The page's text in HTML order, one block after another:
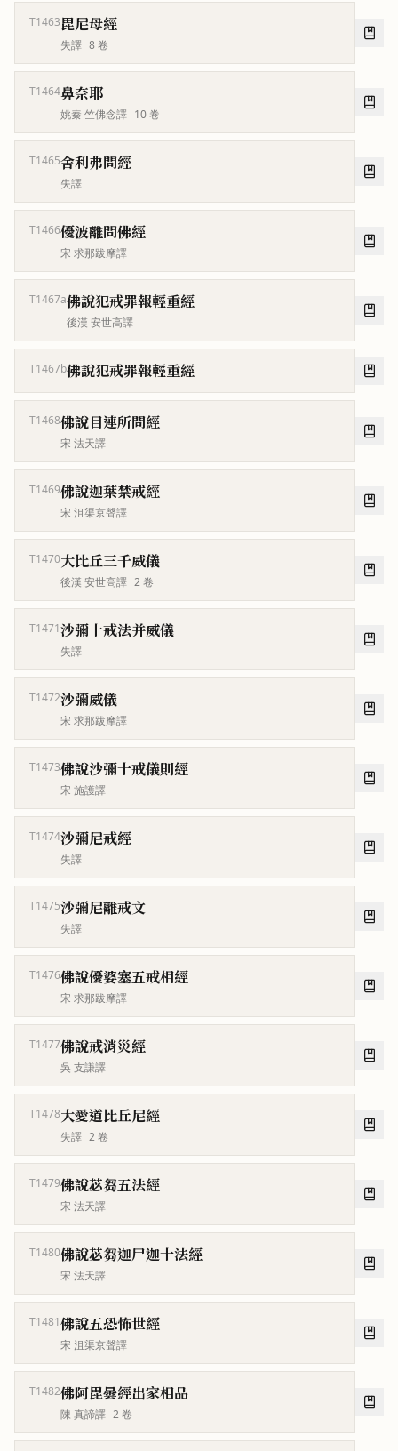
T1463毘尼母經
失譯 8卷
T1464鼻奈耶
姚秦 竺佛念譯 10卷
T1465舍利弗問經
失譯
T1466優波離問佛經
宋 求那跋摩譯
T1467a佛說犯戒罪報輕重經
後漢 安世高譯
T1467b佛說犯戒罪報輕重經
T1468佛說目連所問經
宋 法天譯
T1469佛說迦葉禁戒經
宋 沮渠京聲譯
T1470大比丘三千威儀
後漢 安世高譯 2卷
T1471沙彌十戒法并威儀
失譯
T1472沙彌威儀
宋 求那跋摩譯
T1473佛說沙彌十戒儀則經
宋 施護譯
T1474沙彌尼戒經
失譯
T1475沙彌尼離戒文
失譯
T1476佛說優婆塞五戒相經
宋 求那跋摩譯
T1477佛說戒消災經
吳 支謙譯
T1478大愛道比丘尼經
失譯 2卷
T1479佛說苾芻五法經
宋 法天譯
T1480佛說苾芻迦尸迦十法經
宋 法天譯
T1481佛說五恐怖世經
宋 沮渠京聲譯
T1482佛阿毘曇經出家相品
陳 真諦譯 2卷